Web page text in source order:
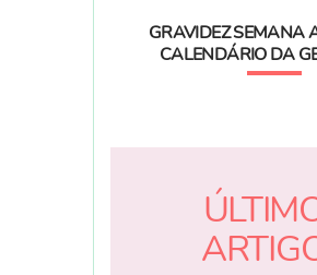
GRAVIDEZ SEMANA
CALENDÁRIO DA